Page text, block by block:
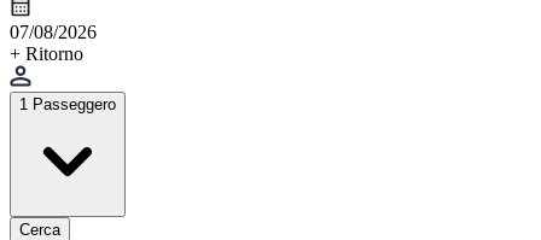
07/08/2026
+ Ritorno
1 Passeggero
Cerca